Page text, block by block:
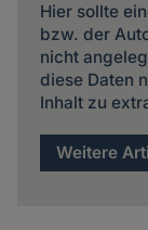
Hier sollte
bzw. der
nicht
diese Daten
Inhalt zu
Weitere